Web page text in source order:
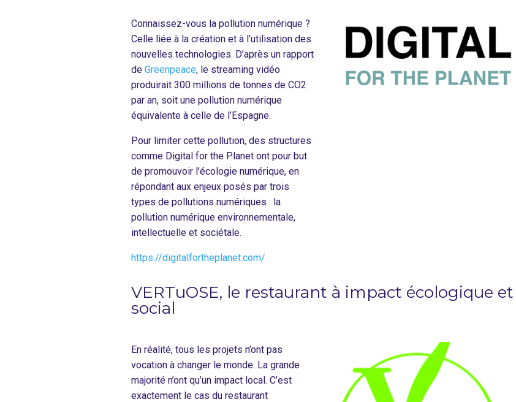
Connaissez-vous la pollution numérique ?
Celle liée à la création et à l’utilisation des
nouvelles technologies. D’après un rapport
de Greenpeace, le streaming vidéo
produirait 300 millions de tonnes de CO2
par an, soit une pollution numérique
équivalente à celle de l’Espagne.
Pour limiter cette pollution, des structures
comme Digital for the Planet ont pour but
de promouvoir l’écologie numérique, en
répondant aux enjeux posés par trois
types de pollutions numériques : la
pollution numérique environnementale,
intellectuelle et sociétale.
https://digitalfortheplanet.com/
VERTuOSE, le restaurant à impact écologique et
social
En réalité, tous les projets n’ont pas
vocation à changer le monde. La grande
majorité n’ont qu’un impact local. C’est
exactement le cas du restaurant